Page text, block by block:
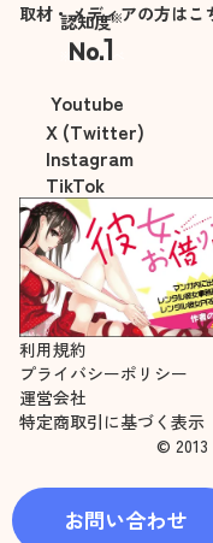
お問い合わせ
取材・メディアの方はこ
認知度※
No.1
※自社調べ
Youtube
X (Twitter)
Instagram
TikTok
利用規約
プライバシーポリシー
運営会社
特定商取引に基づく表示
© 2013